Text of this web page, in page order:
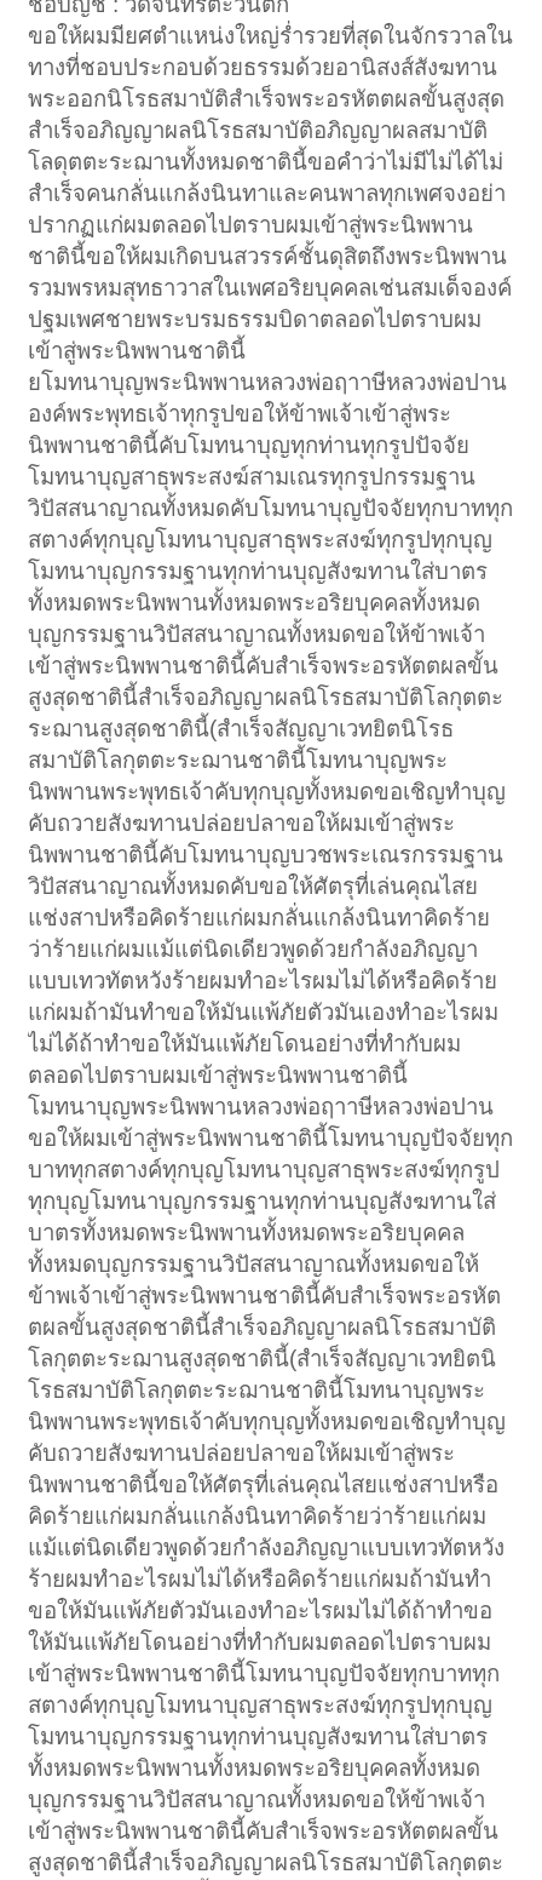
ขอให้ผมมียศตำแหน่งใหญ่ร่ำรวยที่สุดในจักรวาลใน
ทางที่ชอบประกอบด้วยธรรมด้วยอานิสงส์สังฆทาน
พระออกนิโรธสมาบัติสำเร็จพระอรหัตตผลขั้นสูงสุด
สำเร็จอภิญญาผลนิโรธสมาบัติอภิญญาผลสมาบัติ
โลดุตตะระฌานทั้งหมดชาตินี้ขอคำว่าไม่มีไม่ได้ไม่
สำเร็จคนกลั่นแกล้งนินทาและคนพาลทุกเพศจงอย่า
ปรากฏแก่ผมตลอดไปตราบผมเข้าสู่พระนิพพาน
ชาตินี้ขอให้ผมเกิดบนสวรรค์ชั้นดุสิตถึงพระนิพพาน
รวมพรหมสุทธาวาสในเพศอริยบุคคลเช่นสมเด็จองค์
ปฐมเพศชายพระบรมธรรมบิดาตลอดไปตราบผม
เข้าสู่พระนิพพานชาตินี้
ยโมทนาบุญพระนิพพานหลวงพ่อฤาาษีหลวงพ่อปาน
องค์พระพุทธเจ้าทุกรูปขอให้ข้าพเจ้าเข้าสู่พระ
นิพพานชาตินี้คับโมทนาบุญทุกท่านทุกรูปปัจจัย
โมทนาบุญสาธุพระสงฆ์สามเณรทุกรูปกรรมฐาน
วิปัสสนาญาณทั้งหมดคับโมทนาบุญปัจจัยทุกบาททุก
สตางค์ทุกบุญโมทนาบุญสาธุพระสงฆ์ทุกรูปทุกบุญ
โมทนาบุญกรรมฐานทุกท่านบุญสังฆทานใส่บาตร
ทั้งหมดพระนิพพานทั้งหมดพระอริยบุคคลทั้งหมด
บุญกรรมฐานวิปัสสนาญาณทั้งหมดขอให้ข้าพเจ้า
เข้าสู่พระนิพพานชาตินี้คับสำเร็จพระอรหัตตผลขั้น
สูงสุดชาตินี้สำเร็จอภิญญาผลนิโรธสมาบัติโลกุตตะ
ระฌานสูงสุดชาตินี้(สำเร็จสัญญาเวทยิตนิโรธ
สมาบัติโลกุตตะระฌานชาตินี้โมทนาบุญพระ
นิพพานพระพุทธเจ้าคับทุกบุญทั้งหมดขอเชิญทำบุญ
คับถวายสังฆทานปล่อยปลาขอให้ผมเข้าสู่พระ
นิพพานชาตินี้คับโมทนาบุญบวชพระเณรกรรมฐาน
วิปัสสนาญาณทั้งหมดคับขอให้ศัตรุที่เล่นคุณไสย
แช่งสาปหรือคิดร้ายแก่ผมกลั่นแกล้งนินทาคิดร้าย
ว่าร้ายแก่ผมแม้แต่นิดเดียวพูดด้วยกำลังอภิญญา
แบบเทวทัตหวังร้ายผมทำอะไรผมไม่ได้หรือคิดร้าย
แก่ผมถ้ามันทำขอให้มันแพ้ภัยตัวมันเองทำอะไรผม
ไม่ได้ถ้าทำขอให้มันแพ้ภัยโดนอย่างที่ทำกับผม
ตลอดไปตราบผมเข้าสู่พระนิพพานชาตินี้
โมทนาบุญพระนิพพานหลวงพ่อฤาาษีหลวงพ่อปาน
ขอให้ผมเข้าสู่พระนิพพานชาตินี้โมทนาบุญปัจจัยทุก
บาททุกสตางค์ทุกบุญโมทนาบุญสาธุพระสงฆ์ทุกรูป
ทุกบุญโมทนาบุญกรรมฐานทุกท่านบุญสังฆทานใส่
บาตรทั้งหมดพระนิพพานทั้งหมดพระอริยบุคคล
ทั้งหมดบุญกรรมฐานวิปัสสนาญาณทั้งหมดขอให้
ข้าพเจ้าเข้าสู่พระนิพพานชาตินี้คับสำเร็จพระอรหัต
ตผลขั้นสูงสุดชาตินี้สำเร็จอภิญญาผลนิโรธสมาบัติ
โลกุตตะระฌานสูงสุดชาตินี้(สำเร็จสัญญาเวทยิตนิ
โรธสมาบัติโลกุตตะระฌานชาตินี้โมทนาบุญพระ
นิพพานพระพุทธเจ้าคับทุกบุญทั้งหมดขอเชิญทำบุญ
คับถวายสังฆทานปล่อยปลาขอให้ผมเข้าสู่พระ
นิพพานชาตินี้ขอให้ศัตรุที่เล่นคุณไสยแช่งสาปหรือ
คิดร้ายแก่ผมกลั่นแกล้งนินทาคิดร้ายว่าร้ายแก่ผม
แม้แต่นิดเดียวพูดด้วยกำลังอภิญญาแบบเทวทัตหวัง
ร้ายผมทำอะไรผมไม่ได้หรือคิดร้ายแก่ผมถ้ามันทำ
ขอให้มันแพ้ภัยตัวมันเองทำอะไรผมไม่ได้ถ้าทำขอ
ให้มันแพ้ภัยโดนอย่างที่ทำกับผมตลอดไปตราบผม
เข้าสู่พระนิพพานชาตินี้โมทนาบุญปัจจัยทุกบาททุก
สตางค์ทุกบุญโมทนาบุญสาธุพระสงฆ์ทุกรูปทุกบุญ
โมทนาบุญกรรมฐานทุกท่านบุญสังฆทานใส่บาตร
ทั้งหมดพระนิพพานทั้งหมดพระอริยบุคคลทั้งหมด
บุญกรรมฐานวิปัสสนาญาณทั้งหมดขอให้ข้าพเจ้า
เข้าสู่พระนิพพานชาตินี้คับสำเร็จพระอรหัตตผลขั้น
สูงสุดชาตินี้สำเร็จอภิญญาผลนิโรธสมาบัติโลกุตตะ